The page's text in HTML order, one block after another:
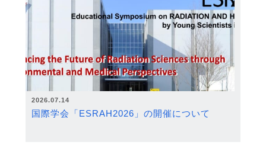
2026.07.14
国際学会「ESRAH2026」の開催について